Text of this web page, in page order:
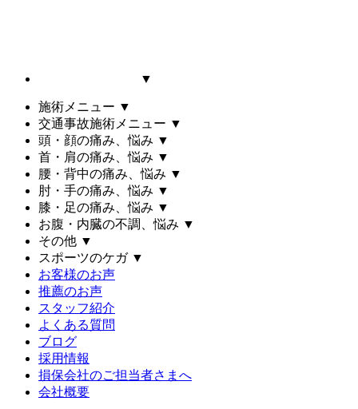
▼
施術メニュー ▼
交通事故施術メニュー ▼
頭・顔の痛み、悩み ▼
首・肩の痛み、悩み ▼
腰・背中の痛み、悩み ▼
肘・手の痛み、悩み ▼
膝・足の痛み、悩み ▼
お腹・内臓の不調、悩み ▼
その他 ▼
スポーツのケガ ▼
お客様のお声
推薦のお声
スタッフ紹介
よくある質問
ブログ
採用情報
損保会社のご担当者さまへ
会社概要